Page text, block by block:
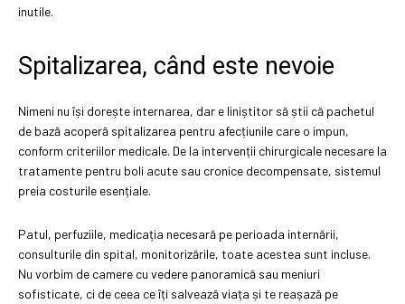
inutile.
Spitalizarea, când este nevoie
Nimeni nu își dorește internarea, dar e liniștitor să știi că pachetul
de bază acoperă spitalizarea pentru afecțiunile care o impun,
conform criteriilor medicale. De la intervenții chirurgicale necesare la
tratamente pentru boli acute sau cronice decompensate, sistemul
preia costurile esențiale.
Patul, perfuziile, medicația necesară pe perioada internării,
consulturile din spital, monitorizările, toate acestea sunt incluse.
Nu vorbim de camere cu vedere panoramică sau meniuri
sofisticate, ci de ceea ce îți salvează viața și te reașază pe